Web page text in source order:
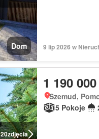
Dom 9 lip 2026 w
20zdjęcia
1 190 000
Szemud,
5 Pokoje